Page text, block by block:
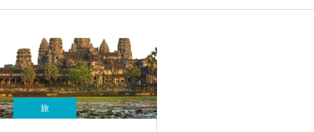
ピアノを教える人へ
旅